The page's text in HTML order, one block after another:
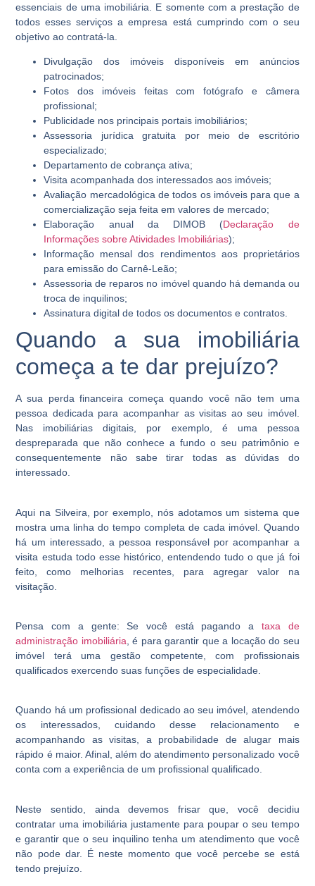
essenciais de uma imobiliária. E somente com a prestação de
todos esses serviços a empresa está cumprindo com o seu
objetivo ao contratá-la.
Divulgação dos imóveis disponíveis em anúncios
patrocinados;
Fotos dos imóveis feitas com fotógrafo e câmera
profissional;
Publicidade nos principais portais imobiliários;
Assessoria jurídica gratuita por meio de escritório
especializado;
Departamento de cobrança ativa;
Visita acompanhada dos interessados aos imóveis;
Avaliação mercadológica de todos os imóveis para que a
comercialização seja feita em valores de mercado;
Elaboração anual da DIMOB (Declaração de
Informações sobre Atividades Imobiliárias);
Informação mensal dos rendimentos aos proprietários
para emissão do Carnê-Leão;
Assessoria de reparos no imóvel quando há demanda ou
troca de inquilinos;
Assinatura digital de todos os documentos e contratos.
Quando a sua imobiliária
começa a te dar prejuízo?
A sua perda financeira começa quando você não tem uma
pessoa dedicada para acompanhar as visitas ao seu imóvel.
Nas imobiliárias digitais, por exemplo, é uma pessoa
despreparada que não conhece a fundo o seu patrimônio e
consequentemente não sabe tirar todas as dúvidas do
interessado.
Aqui na Silveira, por exemplo, nós adotamos um sistema que
mostra uma linha do tempo completa de cada imóvel. Quando
há um interessado, a pessoa responsável por acompanhar a
visita estuda todo esse histórico, entendendo tudo o que já foi
feito, como melhorias recentes, para agregar valor na
visitação.
Pensa com a gente: Se você está pagando a taxa de
administração imobiliária , é para garantir que a locação do seu
imóvel terá uma gestão competente, com profissionais
qualificados exercendo suas funções de especialidade.
Quando há um profissional dedicado ao seu imóvel, atendendo
os interessados, cuidando desse relacionamento e
acompanhando as visitas, a probabilidade de alugar mais
rápido é maior. Afinal, além do atendimento personalizado você
conta com a experiência de um profissional qualificado.
Neste sentido, ainda devemos frisar que, você decidiu
contratar uma imobiliária justamente para poupar o seu tempo
e garantir que o seu inquilino tenha um atendimento que você
não pode dar. É neste momento que você percebe se está
tendo prejuízo.